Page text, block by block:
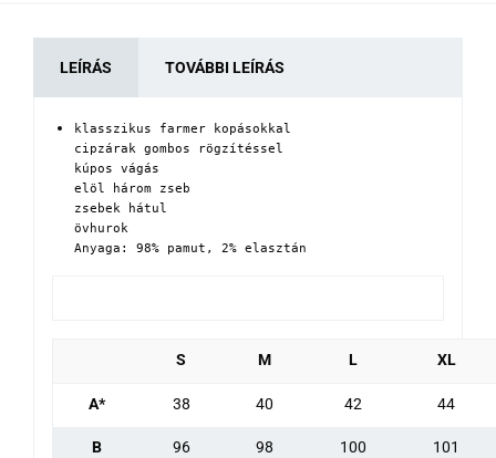
LEÍRÁS TOVÁBBI LEÍRÁS
klasszikus farmer kopásokkal
cipzárak gombos rögzítéssel
kúpos vágás
elöl három zseb
zsebek hátul
övhurok
Anyaga: 98% pamut, 2% elasztán
S M L XL
A* 38 40 42 44
B 96 98 100 101